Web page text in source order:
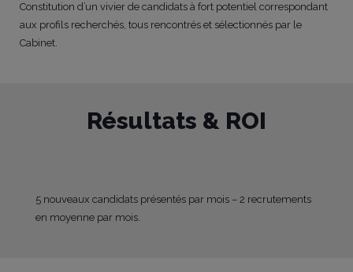
Constitution d’un vivier de candidats à fort potentiel correspondant
aux profils recherchés, tous rencontrés et sélectionnés par le
Cabinet.
Résultats & ROI
5 nouveaux candidats présentés par mois – 2 recrutements
en moyenne par mois.